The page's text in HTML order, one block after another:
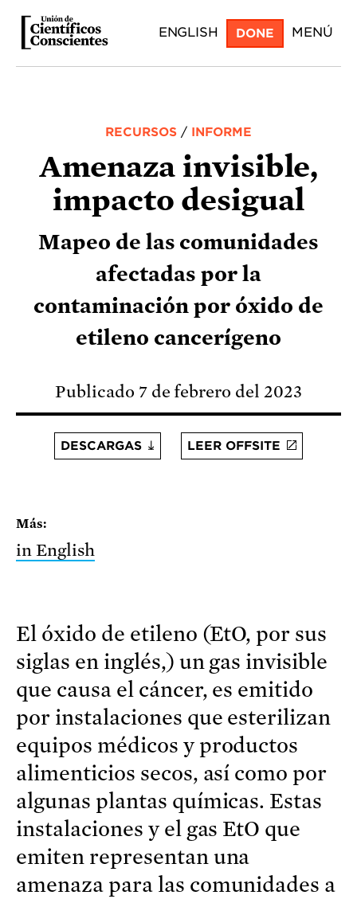
Skip
main
ENGLISH DONE MENÚ
RECURSOS / INFORME
Amenaza invisible,
impacto desigual
Mapeo de las comunidades
afectadas por la
contaminación por óxido de
etileno cancerígeno
Publicado 7 de febrero del 2023
DESCARGAS LEER OFFSITE
Más:
in English
El óxido de etileno (EtO, por sus
siglas en inglés,) un gas invisible
que causa el cáncer, es emitido
por instalaciones que esterilizan
equipos médicos y productos
alimenticios secos, así como por
algunas plantas químicas. Estas
instalaciones y el gas EtO que
emiten representan una
amenaza para las comunidades a